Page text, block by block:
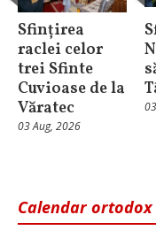
Sfințirea
raclei celor
trei Sfinte
Cuvioase de la
Văratec
03 Aug, 2026
Calendar ortodox